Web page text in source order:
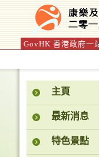
GovHK 香港政府一
按“Tab”進入菜單
主頁
最新消息
特色景點